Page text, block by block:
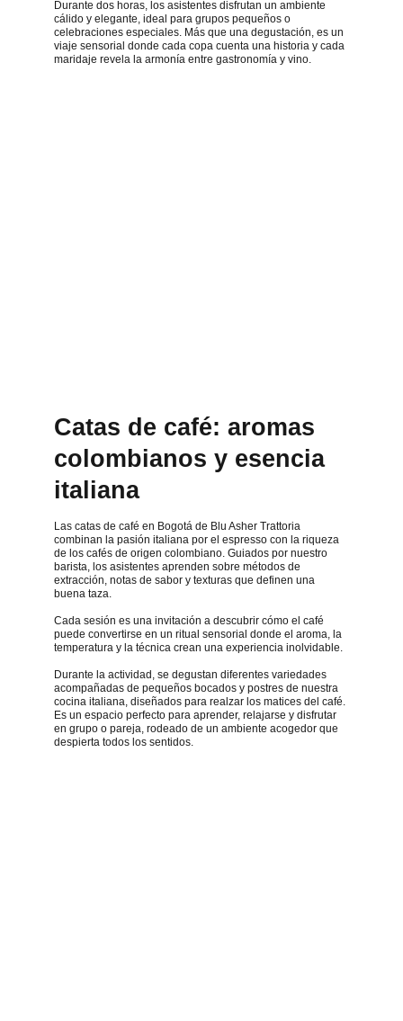
Durante dos horas, los asistentes disfrutan un ambiente
cálido y elegante, ideal para grupos pequeños o
celebraciones especiales. Más que una degustación, es un
viaje sensorial donde cada copa cuenta una historia y cada
maridaje revela la armonía entre gastronomía y vino.
Catas de café: aromas
colombianos y esencia
italiana
Las catas de café en Bogotá de Blu Asher Trattoria
combinan la pasión italiana por el espresso con la riqueza
de los cafés de origen colombiano. Guiados por nuestro
barista, los asistentes aprenden sobre métodos de
extracción, notas de sabor y texturas que definen una
buena taza.
Cada sesión es una invitación a descubrir cómo el café
puede convertirse en un ritual sensorial donde el aroma, la
temperatura y la técnica crean una experiencia inolvidable.
Durante la actividad, se degustan diferentes variedades
acompañadas de pequeños bocados y postres de nuestra
cocina italiana, diseñados para realzar los matices del café.
Es un espacio perfecto para aprender, relajarse y disfrutar
en grupo o pareja, rodeado de un ambiente acogedor que
despierta todos los sentidos.